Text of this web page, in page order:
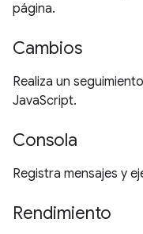
página.
Cambios
Realiza un
JavaScript.
Consola
Registra mensajes y
Rendimiento